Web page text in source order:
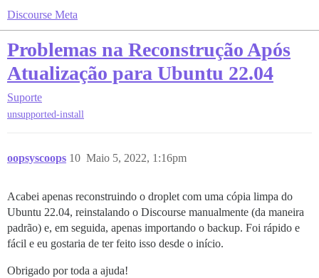
Discourse Meta
Problemas na Reconstrução Após
Atualização para Ubuntu 22.04
Suporte
unsupported-install
oopsyscoops Maio 5, 2022, 1:16pm
10
Acabei apenas reconstruindo o droplet com uma cópia limpa do
Ubuntu 22.04, reinstalando o Discourse manualmente (da maneira
padrão) e, em seguida, apenas importando o backup. Foi rápido e
fácil e eu gostaria de ter feito isso desde o início.
Obrigado por toda a ajuda!